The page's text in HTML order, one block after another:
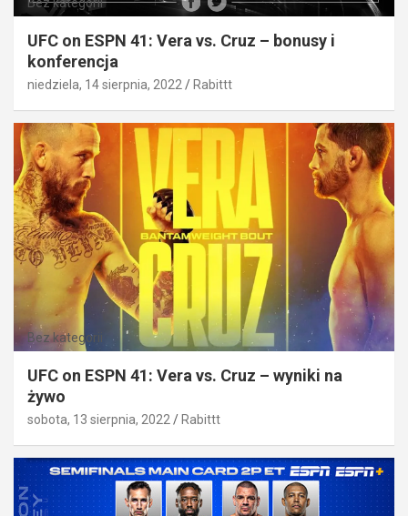
Bez kategorii
UFC on ESPN 41: Vera vs. Cruz – bonusy i
konferencja
niedziela, 14 sierpnia, 2022 Rabittt
Bez kategorii
UFC on ESPN 41: Vera vs. Cruz – wyniki na
żywo
sobota, 13 sierpnia, 2022 Rabittt